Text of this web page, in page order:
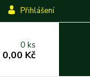
Přihlášení
0ks
0,00 Kč